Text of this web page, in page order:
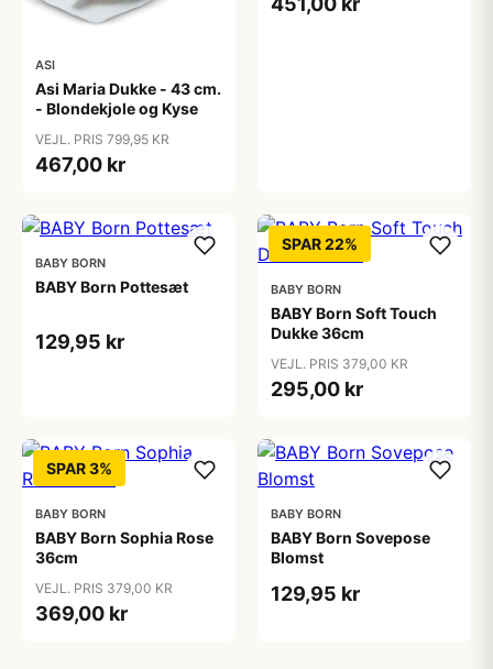
ASI
Asi Maria Dukke - 43 cm.
- Blondekjole og Kyse
VEJL. PRIS 799,95 KR
467,00 kr
BABY BORN
BABY Born Pottesæt
129,95 kr
SPAR 22%
BABY BORN
BABY Born Soft Touch
Dukke 36cm
VEJL. PRIS 379,00 KR
295,00 kr
SPAR 3%
BABY BORN
BABY Born Sophia Rose
36cm
VEJL. PRIS 379,00 KR
369,00 kr
BABY BORN
BABY Born Sovepose
Blomst
129,95 kr